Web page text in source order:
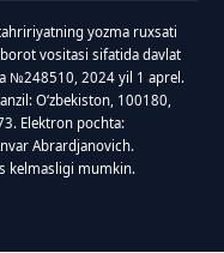
yozma ruxsati
vositasi sifatida davlat
№248510, 2024 yil 1 aprel.
Oʻzbekiston, 100180,
Elektron pochta:
Abrardjanovich.
kelmasligi mumkin.